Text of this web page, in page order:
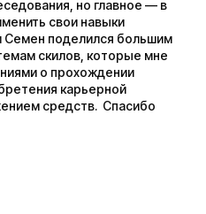
но главное — в
свои навыки
Семен поделился большим
скилов, которые мне
о прохождении
карьерной
средств. Спасибо